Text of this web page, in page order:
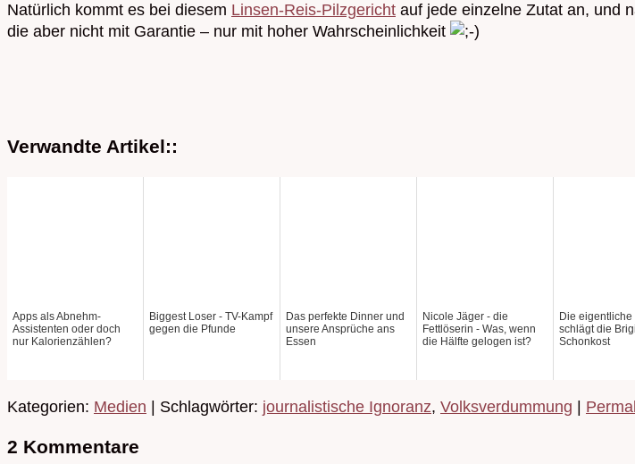
Natürlich kommt es bei diesem Linsen-Reis-Pilzgericht auf jede einzelne Zutat an, und
die aber nicht mit Garantie – nur mit hoher Wahrscheinlichkeit
Verwandte Artikel::
Apps als Abnehm-
Assistenten oder doch
nur Kalorienzählen?
Biggest Loser - TV-Kampf
gegen die Pfunde
Das perfekte Dinner und
unsere Ansprüche ans
Essen
Nicole Jäger - die
Fettlöserin - Was, wenn
die Hälfte gelogen ist?
Die eigentliche
schlägt die
Schonkost
Kategorien: Medien | Schlagwörter: journalistische Ignoranz, Volksverdummung |
2 Kommentare